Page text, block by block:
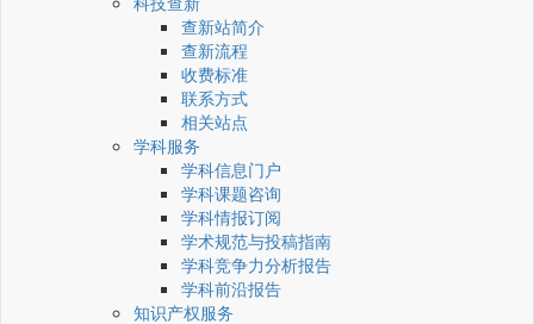
查新站简介
查新流程
收费标准
联系方式
相关站点
学科服务
学科信息门户
学科课题咨询
学科情报订阅
学术规范与投稿指南
学科竞争力分析报告
学科前沿报告
知识产权服务